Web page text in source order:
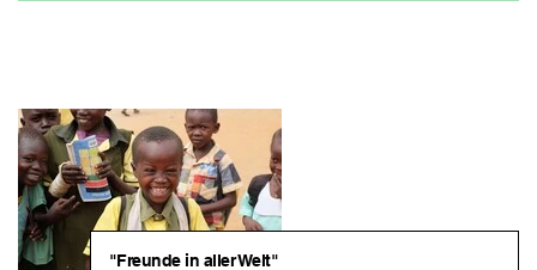
"Freunde in aller Welt"